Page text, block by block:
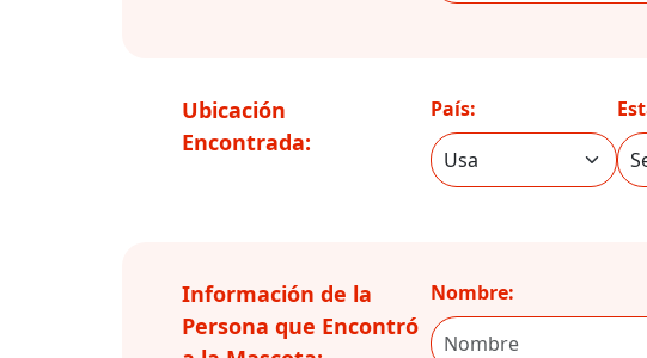
Ubicación
Encontrada:
País:
Información de la
Persona que Encontró
Nombre: